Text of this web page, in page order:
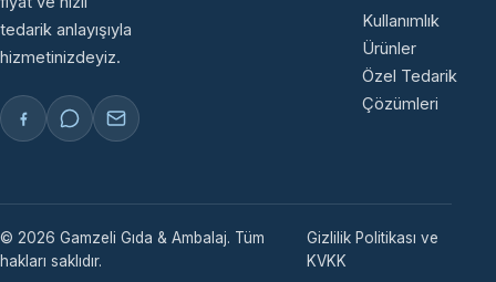
tedarik anlayışıyla
hizmetinizdeyiz.
Kullanımlık
Ürünler
Özel Tedarik
Çözümleri
© 2026 Gamzeli Gıda & Ambalaj. Tüm
hakları saklıdır.
Gizlilik Politikası ve
KVKK